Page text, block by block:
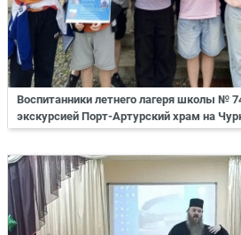
Воспитанники летнего лагеря школы №
экскурсией Порт-Артурский храм на